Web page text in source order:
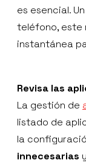
es esencial.
teléfono, este
instantánea
Revisa las
La gestión de
listado de
la
innecesarias